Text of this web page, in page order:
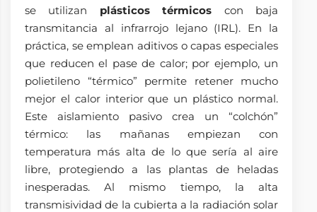
se utilizan plásticos térmicos con baja
transmitancia al infrarrojo lejano (IRL). En la
práctica, se emplean aditivos o capas especiales
que reducen el pase de calor; por ejemplo, un
polietileno “térmico” permite retener mucho
mejor el calor interior que un plástico normal.
Este aislamiento pasivo crea un “colchón”
térmico: las mañanas empiezan con
temperatura más alta de lo que sería al aire
libre, protegiendo a las plantas de heladas
inesperadas. Al mismo tiempo, la alta
transmisividad de la cubierta a la radiación solar